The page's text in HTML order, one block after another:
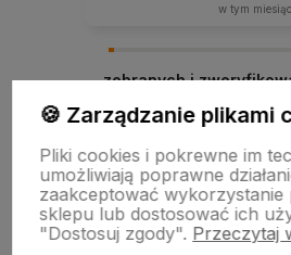
w tym
zebranych i
🍪 Zarządzanie plikami
Pliki cookies i pokrewne im
umożliwiają poprawne
zaakceptować wykorzystanie
sklepu lub dostosować ich
"Dostosuj zgody". Przeczytaj